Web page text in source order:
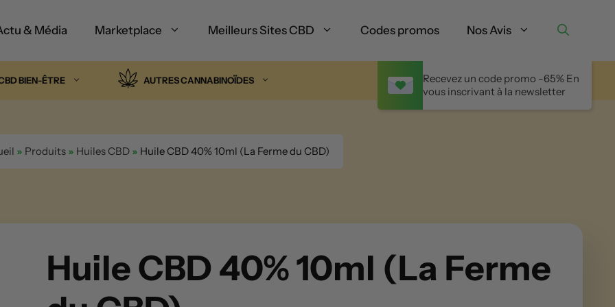
& Média Marketplace Meilleurs Sites CBD Codes promos Nos Avis
Recevez un code promo -65% En
vous inscrivant à la newsletter
BIEN-ÊTRE AUTRES CANNABINOÏDES
» Produits» Huiles CBD» Huile CBD 40% 10ml (La Ferme du CBD)
Huile CBD 40% 10ml (La Ferme